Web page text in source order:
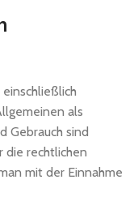
als
Gebrauch sind
die rechtlichen
mit der Einnahme